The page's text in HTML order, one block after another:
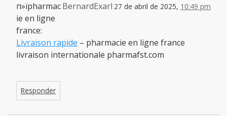
BernardExarl 27 de abril de 2025, 10:49 pm
п»їpharmac
ie en ligne
france:
Livraison rapide – pharmacie en ligne france
livraison internationale pharmafst.com
Responder